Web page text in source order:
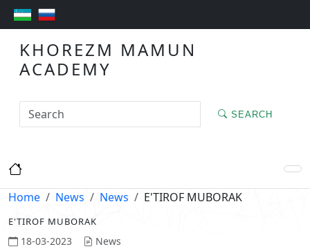
KHOREZM MAMUN
ACADEMY
SEARCH
Home News News E'TIROF MUBORAK
E'TIROF MUBORAK
18-03-2023 News